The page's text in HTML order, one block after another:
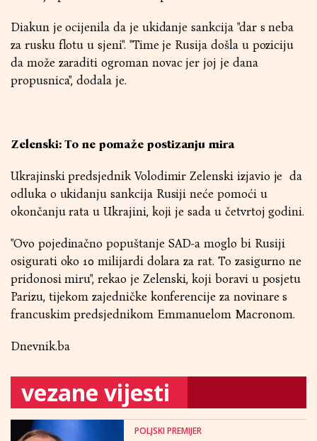
Diakun je ocijenila da je ukidanje sankcija "dar s neba
za rusku flotu u sjeni". "Time je Rusija došla u poziciju
da može zaraditi ogroman novac jer joj je dana
propusnica", dodala je.
Zelenski: To ne pomaže postizanju mira
Ukrajinski predsjednik Volodimir Zelenski izjavio je da
odluka o ukidanju sankcija Rusiji neće pomoći u
okončanju rata u Ukrajini, koji je sada u četvrtoj godini.
"Ovo pojedinačno popuštanje SAD-a moglo bi Rusiji
osigurati oko 10 milijardi dolara za rat. To zasigurno ne
pridonosi miru", rekao je Zelenski, koji boravi u posjetu
Parizu, tijekom zajedničke konferencije za novinare s
francuskim predsjednikom Emmanuelom Macronom.
Dnevnik.ba
vezane vijesti
POLJSKI PREMIJER